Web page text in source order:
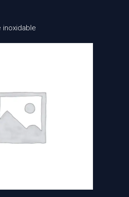
inoxidable